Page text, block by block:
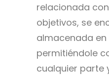
relacionada
objetivos, se
almacenada en
permitiéndole
cualquier parte